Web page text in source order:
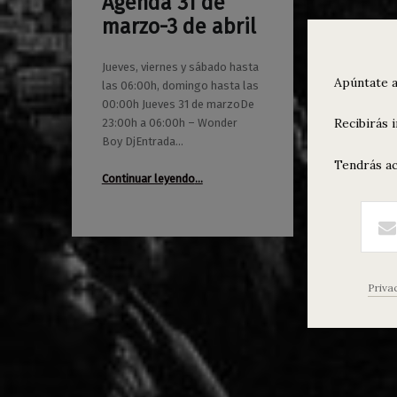
marzo-3 de abril
Jueves, viernes y sábado hasta
las 06:00h, domingo hasta las
00:00h Jueves 31 de marzoDe
23:00h a 06:00h – Wonder
Boy DjEntrada…
Continuar leyendo“Agenda 31 de marzo-3 de abril”
…
29/03/2022
0
Maravillas
Apúntate
Recibirás
Tendrás